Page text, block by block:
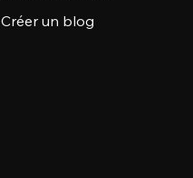
Créer un blog